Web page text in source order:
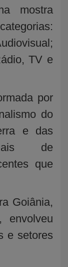
mostra
TV e
por
do
e das
de
que
Goiânia,
e setores